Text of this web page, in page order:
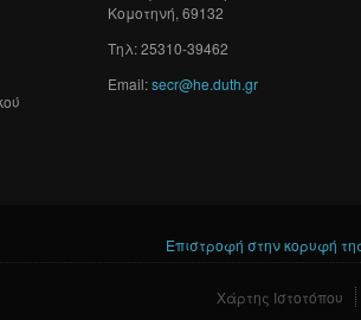
Κομοτηνή, 69132
Τηλ: 25310-39462
Email:secr@he.duth.gr
Επιστροφή στην κορυφή
Χάρτης Ιστοτόπου